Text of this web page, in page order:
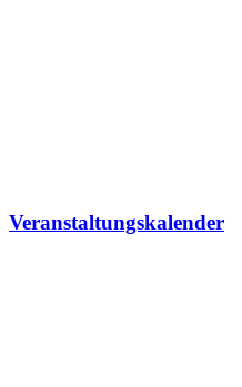
Veranstaltungskalender